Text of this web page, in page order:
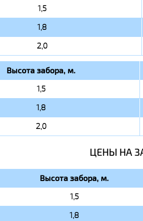
1,5
1,8
2,0
Высота забора, м.
1,5
1,8
2,0
ЦЕНЫ НА
Высота забора, м.
1,5
1,8